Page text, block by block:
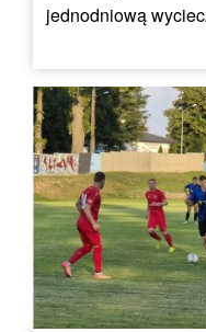
jednodniową